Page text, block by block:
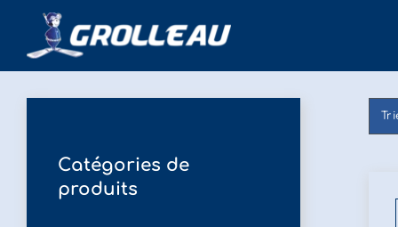
Passer
contenu
Catégories de
produits